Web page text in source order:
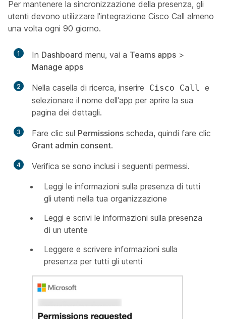
Per mantenere la sincronizzazione della presenza, gli
utenti devono utilizzare l'integrazione Cisco Call almeno
una volta ogni 90 giorno.
1 In Dashboard menu, vai a Teams apps >
Manage apps
2 Nella casella di ricerca, inserire Cisco Call
e
selezionare il nome dell'app per aprire la sua
pagina dei dettagli.
3 Fare clic sul Permissions scheda, quindi fare clic
Grant admin consent.
4
Verifica se sono inclusi i seguenti permessi.
Leggi le informazioni sulla presenza di tutti
gli utenti nella tua organizzazione
Leggi e scrivi le informazioni sulla presenza
di un utente
Leggere e scrivere informazioni sulla
presenza per tutti gli utenti